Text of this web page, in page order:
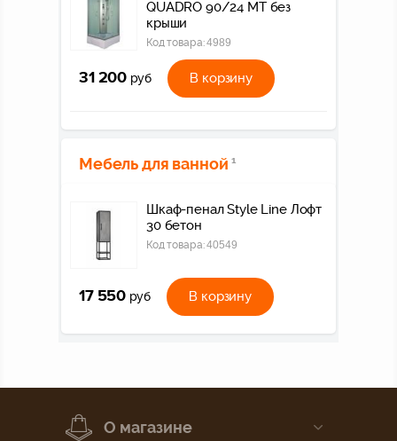
QUADRO 90/24 МТ без
крыши
Код товара:4989
31 200 руб В корзину
Мебель для ванной 1
Шкаф-пенал Style Line Лофт
30 бетон
Код товара:40549
17 550 руб В корзину
О магазине